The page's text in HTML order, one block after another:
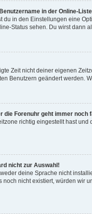
in der Online-
in den Einstellungen eine
Status sehen. Du wirst dann
Zeit nicht deiner eigenen
Benutzern geändert werden.
die Forenuhr geht immer noch
richtig eingestellt hast
nicht zur Auswahl!
deine Sprache nicht
nicht existiert, würden wir